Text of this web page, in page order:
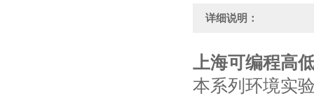
详细说明：
上海可编程高
本系列环境实